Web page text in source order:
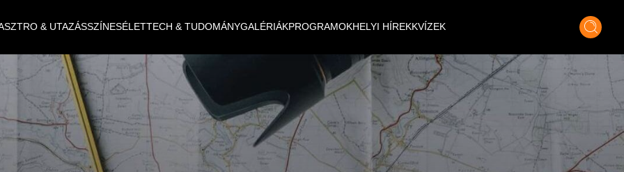
& UTAZÁSSZÍNESÉLETTECH & TUDOMÁNYGALÉRIÁKPROGRAMOKHELYI HÍREKKVÍZEK